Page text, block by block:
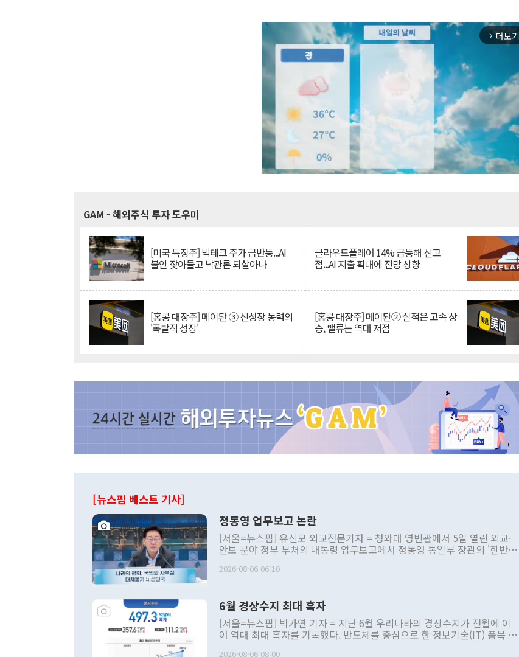
arrow_forward_ios 더보기
GAM - 해외주식 투자 도우미
[미국 특징주] 빅테크 주가 급반등...AI
불안 잦아들고 낙관론 되살아나
클라우드플레어 14% 급등해 신고
점...AI 지출 확대에 전망 상향
[홍콩 대장주] 메이퇀 ③ 신성장 동력의
'폭발적 성장'
[홍콩 대장주] 메이퇀② 실적은 고속 상
승, 밸류는 역대 저점
[뉴스핌 베스트 기사]
정동영 업무보고 논란
[서울=뉴스핌] 유신모 외교전문기자 = 청와대 영빈관에서 5일 열린 외교·
안보 분야 정부 부처의 대통령 업무보고에서 정동영 통일부 장관의 '한반도
발언 중에는 정부 내 조율을 거치지 않은 사안을 정책으로 추진하겠다고 공
주의적 희망에 근거한 비현실적 구상'이라는 비판을 내놨다. 그동안 정 장
관의 대북 정책 관련 발언이 물의를 빚은 적은 여러 번 있지만 대통령과 유
관 부처 장관이 공개적으로 부정적 입장을 표명한 것은 이례적이다. 정 장
관의 무리한 대북 접근법과 월권을 제어해야 한다는 목소리도 높아지고 있
다. [정동영 통일부 장관이 지난달 23일 오후 서울 종로구 정부서울청사에
2026-08-06 06:10
6월 경상수지 최대 흑자
[서울=뉴스핌] 박가연 기자 = 지난 6월 우리나라의 경상수지가 전월에 이
어 역대 최대 흑자를 기록했다. 반도체를 중심으로 한 정보기술(IT) 품목 수
2026-08-06 08:00